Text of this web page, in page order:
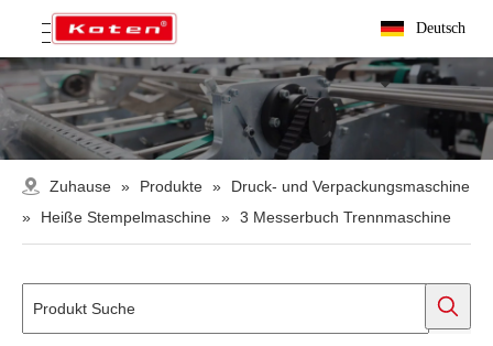
Deutsch
Zuhause » Produkte »
Druck- und Verpackungsmaschine
»
Heiße Stempelmaschine » 3 Messerbuch Trennmaschine